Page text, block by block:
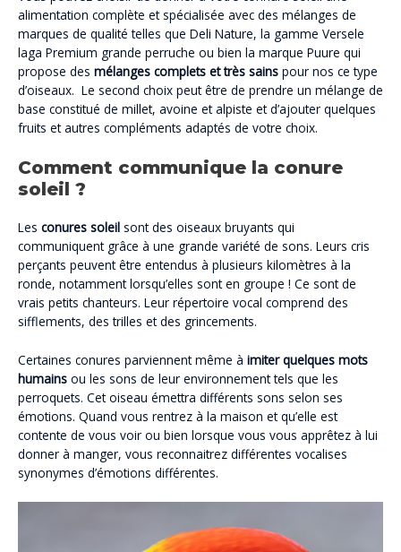
alimentation complète et spécialisée avec des mélanges de
marques de qualité telles que Deli Nature, la gamme Versele
laga Premium grande perruche ou bien la marque Puure qui
propose des mélanges complets et très sains pour nos ce type
d’oiseaux. Le second choix peut être de prendre un mélange de
base constitué de millet, avoine et alpiste et d’ajouter quelques
fruits et autres compléments adaptés de votre choix.
Comment communique la conure
soleil ?
Les conures soleil sont des oiseaux bruyants qui
communiquent grâce à une grande variété de sons. Leurs cris
perçants peuvent être entendus à plusieurs kilomètres à la
ronde, notamment lorsqu’elles sont en groupe ! Ce sont de
vrais petits chanteurs. Leur répertoire vocal comprend des
sifflements, des trilles et des grincements.
Certaines conures parviennent même à imiter quelques mots
humains ou les sons de leur environnement tels que les
perroquets. Cet oiseau émettra différents sons selon ses
émotions. Quand vous rentrez à la maison et qu’elle est
contente de vous voir ou bien lorsque vous vous apprêtez à lui
donner à manger, vous reconnaitrez différentes vocalises
synonymes d’émotions différentes.